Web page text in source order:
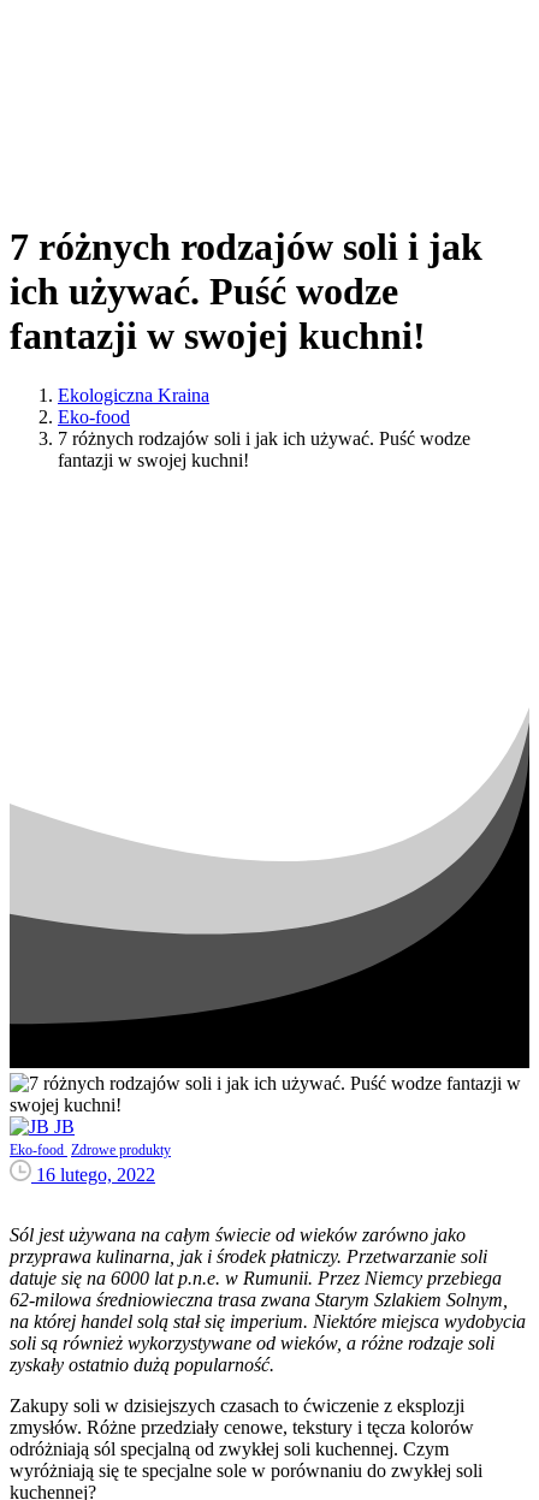
7 różnych rodzajów soli i jak
ich używać. Puść wodze
fantazji w swojej kuchni!
Ekologiczna Kraina
Eko-food
7 różnych rodzajów soli i jak ich używać. Puść wodze
fantazji w swojej kuchni!
JB
Eko-food Zdrowe produkty
16 lutego, 2022
Sól jest używana na całym świecie od wieków zarówno jako
przyprawa kulinarna, jak i środek płatniczy. Przetwarzanie soli
datuje się na 6000 lat p.n.e. w Rumunii. Przez Niemcy przebiega
62-milowa średniowieczna trasa zwana Starym Szlakiem Solnym,
na której handel solą stał się imperium. Niektóre miejsca wydobycia
soli są również wykorzystywane od wieków, a różne rodzaje soli
zyskały ostatnio dużą popularność.
Zakupy soli w dzisiejszych czasach to ćwiczenie z eksplozji
zmysłów. Różne przedziały cenowe, tekstury i tęcza kolorów
odróżniają sól specjalną od zwykłej soli kuchennej. Czym
wyróżniają się te specjalne sole w porównaniu do zwykłej soli
kuchennej?